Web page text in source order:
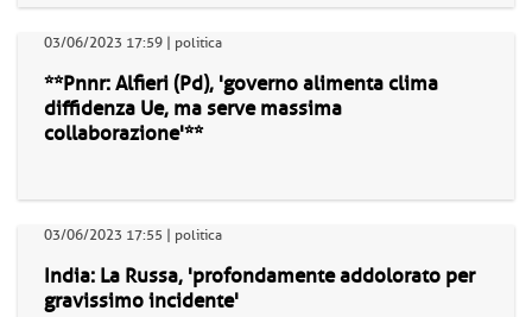
03/06/2023 17:59 | politica
**Pnnr: Alfieri (Pd), 'governo alimenta clima
diffidenza Ue, ma serve massima
collaborazione'**
03/06/2023 17:55 | politica
India: La Russa, 'profondamente addolorato per
gravissimo incidente'